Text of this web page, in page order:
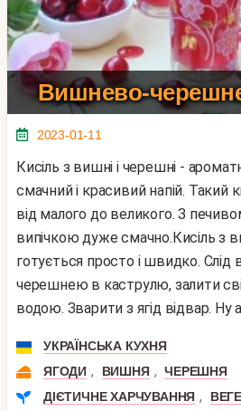
Вишнево-
2023-01-11
Кисіль з вишні і черешні - ароматний, корисний,
смачний і красивий напій. Такий
від малого до великого. З
випічкою дуже смачно.Кисіль з
готується просто і швидко.
черешнею в каструлю, залити
водою. Зварити з ягід відвар. Ну
УКРАЇНСЬКА КУХНЯ
ЯГОДИ , ВИШНЯ , ЧЕРЕШНЯ
ДІЄТИЧНЕ ХАРЧУВАННЯ ,